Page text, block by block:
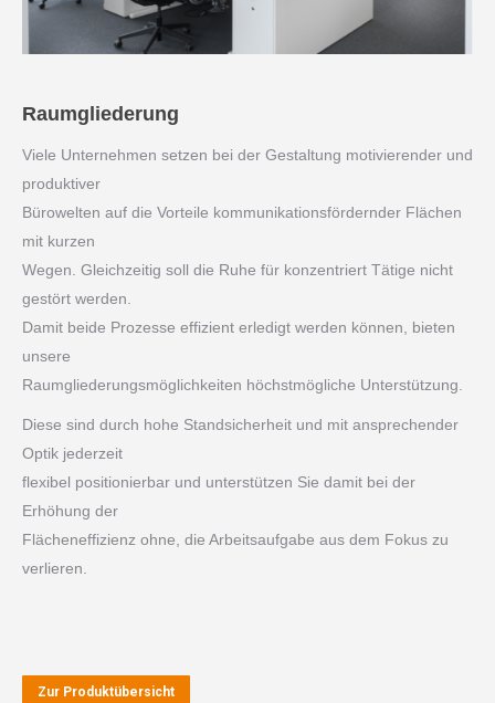
Raumgliederung
Viele Unternehmen setzen bei der Gestaltung motivierender und
produktiver
Bürowelten auf die Vorteile kommunikationsfördernder Flächen
mit kurzen
Wegen. Gleichzeitig soll die Ruhe für konzentriert Tätige nicht
gestört werden.
Damit beide Prozesse effizient erledigt werden können, bieten
unsere
Raumgliederungsmöglichkeiten höchstmögliche Unterstützung.
Diese sind durch hohe Standsicherheit und mit ansprechender
Optik jederzeit
flexibel positionierbar und unterstützen Sie damit bei der
Erhöhung der
Flächeneffizienz ohne, die Arbeitsaufgabe aus dem Fokus zu
verlieren.
Zur Produktübersicht